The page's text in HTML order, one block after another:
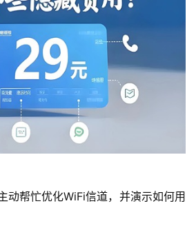
动帮忙优化WiFi信道，并演示如何用